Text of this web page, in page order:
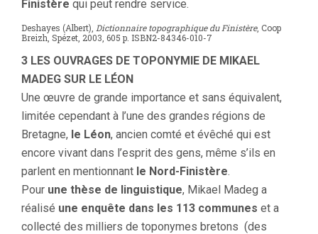
Finistère qui peut rendre service.
Deshayes (Albert), Dictionnaire topographique du Finistère, Coop
Breizh, Spézet, 2003, 605 p. ISBN2-84346-010-7
3 LES OUVRAGES DE TOPONYMIE DE MIKAEL
MADEG SUR LE LÉON
Une œuvre de grande importance et sans équivalent,
limitée cependant à l’une des grandes régions de
Bretagne, le Léon, ancien comté et évêché qui est
encore vivant dans l’esprit des gens, même s’ils en
parlent en mentionnant le Nord-Finistère.
Pour une thèse de linguistique, Mikael Madeg a
réalisé une enquête dans les 113 communes et a
collecté des milliers de toponymes bretons (des